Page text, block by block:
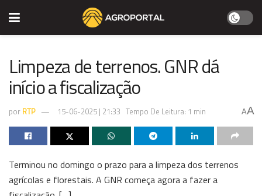
Limpeza de terrenos. GNR dá
início a fiscalização
por RTP 15-06-2025 | 21:33 Tempo De Leitura: 1 min AA
Terminou no domingo o prazo para a limpeza dos terrenos
agrícolas e florestais. A GNR começa agora a fazer a